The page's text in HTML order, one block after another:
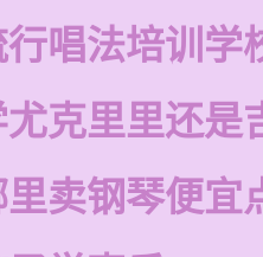
唱法培训学
克里里还是
卖钢琴便宜